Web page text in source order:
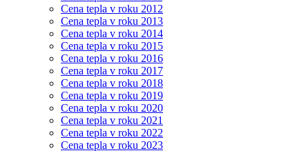
Cena tepla v roku 2012
Cena tepla v roku 2013
Cena tepla v roku 2014
Cena tepla v roku 2015
Cena tepla v roku 2016
Cena tepla v roku 2017
Cena tepla v roku 2018
Cena tepla v roku 2019
Cena tepla v roku 2020
Cena tepla v roku 2021
Cena tepla v roku 2022
Cena tepla v roku 2023